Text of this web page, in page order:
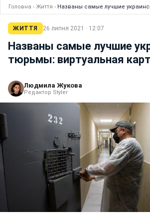
Головна › Життя › Названы самые лучшие
ЖИТТЯ 26 липня 2021 · 12:07
Названы самые лучшие
тюрьмы: виртуальная
Людмила Жукова
Редактор Styler